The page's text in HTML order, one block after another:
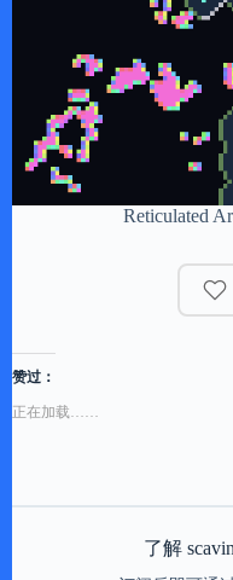
Reticulated
赞过：
正在加载……
了解